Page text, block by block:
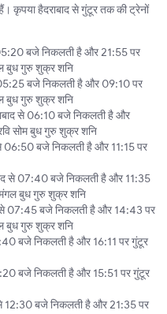
कृपया हैदराबाद से गुंटूर तक की ट्रेनों
बजे निकलती है और 21:55 पर
बुध गुरु शुक्र शनि
बजे निकलती है और 09:10 पर
बुध गुरु शुक्र शनि
से 06:10 बजे निकलती है और
सोम बुध गुरु शुक्र शनि
06:50 बजे निकलती है और 11:15 पर
से 07:40 बजे निकलती है और 11:35
बुध गुरु शुक्र शनि
07:45 बजे निकलती है और 14:43 पर
बुध गुरु शुक्र शनि
बजे निकलती है और 16:11 पर गुंटूर
बजे निकलती है और 15:51 पर गुंटूर
12:30 बजे निकलती है और 21:35 पर